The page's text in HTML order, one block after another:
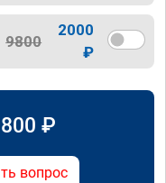
9800
2000
₽
₽
вопрос